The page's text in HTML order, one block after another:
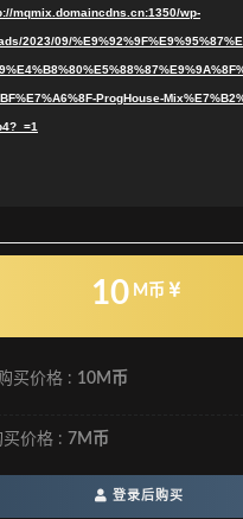
mqmix.domaincdns.cn:1350/wp-
2023/09/
ProgHouse-
10 M币
买价格 : 10M币
买价格 : 7M币
登录后购买